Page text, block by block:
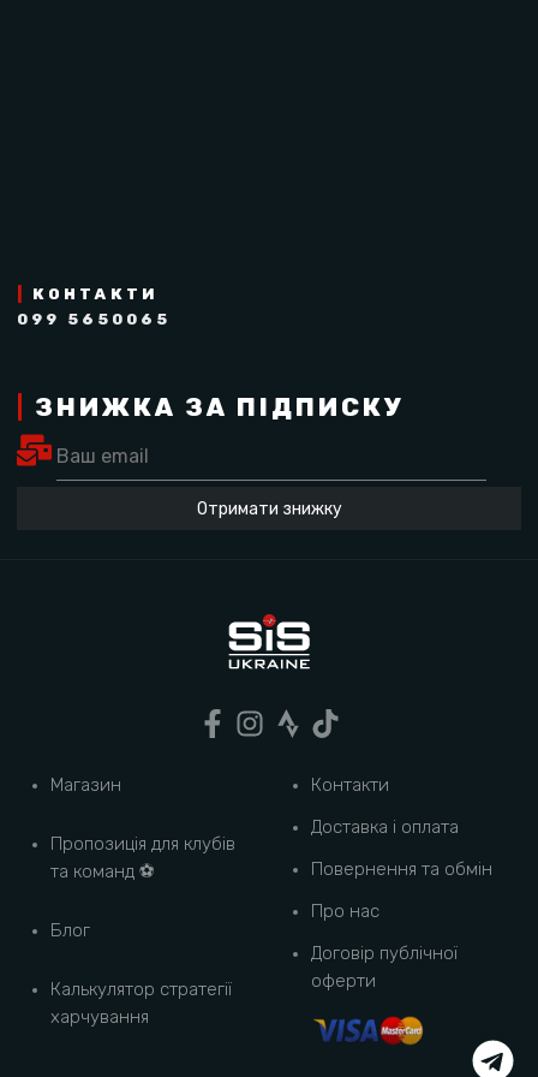
Гель вуглеводний енергетичний необхідно
Вживання 80-120 г вуглеводів на 60 хвилин є
нормою підтримки енергії.
Комбінуйте різні продукти лінійки Beta Fuel
гелі для велосипедистів поміщаються у кишені
джерсі, бігуни можуть покласти їх у поясні сумки.
КОНТАКТИ
099 5650065
ЗНИЖКА ЗА ПІДПИСКУ
Отримати знижку
Магазин
Пропозиція для клубів
та команд ⚽️
Блог
Калькулятор стратегії
харчування
Контакти
Доставка і оплата
Повернення та обмін
Про нас
Договір публічної
оферти